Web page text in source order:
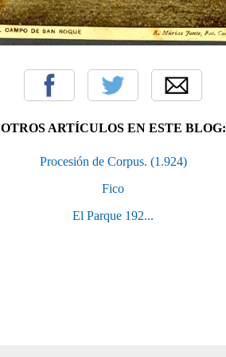
OTROS ARTÍCULOS EN ESTE BLOG:
Procesión de Corpus. (1.924)
Fico
El Parque 192...